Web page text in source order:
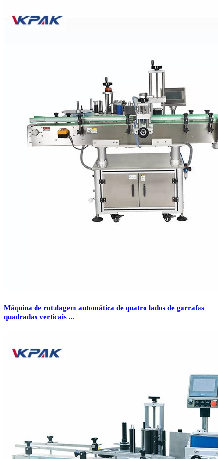
Máquina de rotulagem automática de quatro lados de garrafas
quadradas verticais ...